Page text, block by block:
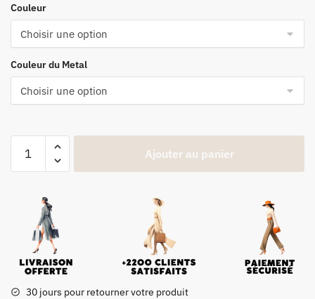
Couleur
Couleur du Metal
Ajouter au panier
30 jours pour retourner votre produit